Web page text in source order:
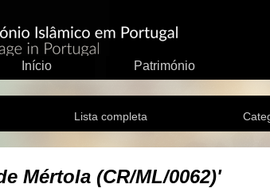
Início Património
Lista completa
Mértola (CR/ML/0062)'